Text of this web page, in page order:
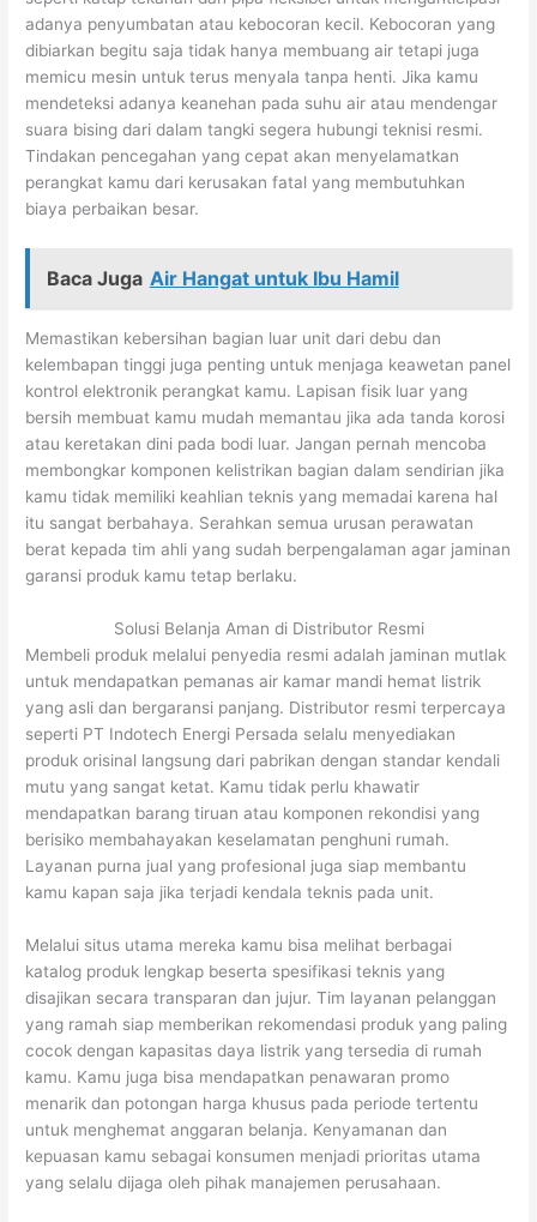
adanya penyumbatan atau kebocoran kecil. Kebocoran yang
dibiarkan begitu saja tidak hanya membuang air tetapi juga
memicu mesin untuk terus menyala tanpa henti. Jika kamu
mendeteksi adanya keanehan pada suhu air atau mendengar
suara bising dari dalam tangki segera hubungi teknisi resmi.
Tindakan pencegahan yang cepat akan menyelamatkan
perangkat kamu dari kerusakan fatal yang membutuhkan
biaya perbaikan besar.
Baca Juga Air Hangat untuk Ibu Hamil
Memastikan kebersihan bagian luar unit dari debu dan
kelembapan tinggi juga penting untuk menjaga keawetan panel
kontrol elektronik perangkat kamu. Lapisan fisik luar yang
bersih membuat kamu mudah memantau jika ada tanda korosi
atau keretakan dini pada bodi luar. Jangan pernah mencoba
membongkar komponen kelistrikan bagian dalam sendirian jika
kamu tidak memiliki keahlian teknis yang memadai karena hal
itu sangat berbahaya. Serahkan semua urusan perawatan
berat kepada tim ahli yang sudah berpengalaman agar jaminan
garansi produk kamu tetap berlaku.
Solusi Belanja Aman di Distributor Resmi
Membeli produk melalui penyedia resmi adalah jaminan mutlak
untuk mendapatkan pemanas air kamar mandi hemat listrik
yang asli dan bergaransi panjang. Distributor resmi terpercaya
seperti PT Indotech Energi Persada selalu menyediakan
produk orisinal langsung dari pabrikan dengan standar kendali
mutu yang sangat ketat. Kamu tidak perlu khawatir
mendapatkan barang tiruan atau komponen rekondisi yang
berisiko membahayakan keselamatan penghuni rumah.
Layanan purna jual yang profesional juga siap membantu
kamu kapan saja jika terjadi kendala teknis pada unit.
Melalui situs utama mereka kamu bisa melihat berbagai
katalog produk lengkap beserta spesifikasi teknis yang
disajikan secara transparan dan jujur. Tim layanan pelanggan
yang ramah siap memberikan rekomendasi produk yang paling
cocok dengan kapasitas daya listrik yang tersedia di rumah
kamu. Kamu juga bisa mendapatkan penawaran promo
menarik dan potongan harga khusus pada periode tertentu
untuk menghemat anggaran belanja. Kenyamanan dan
kepuasan kamu sebagai konsumen menjadi prioritas utama
yang selalu dijaga oleh pihak manajemen perusahaan.